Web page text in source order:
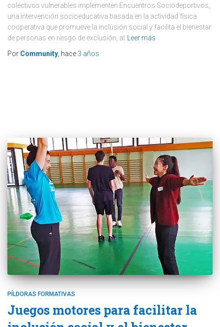
colectivos vulnerables implementen Encuentros Sociodeportivos,
una intervención socioeducativa basada en la actividad física
cooperativa que promueve la inclusión social y facilita el bienestar
de personas en riesgo de exclusión, al
Leer más
Por Community , hace 3 años
PÍLDORAS FORMATIVAS
Juegos motores para facilitar la